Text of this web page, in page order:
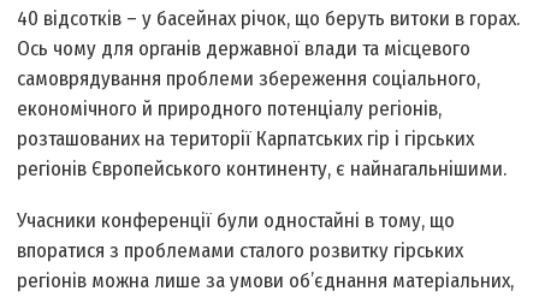
40 відсотків – у басейнах річок, що беруть витоки в горах.
Ось чому для органів державної влади та місцевого
самоврядування проблеми збереження соціального,
економічного й природного потенціалу регіонів,
розташованих на території Карпатських гір і гірських
регіонів Європейського континенту, є найнагальнішими.
Учасники конференції були одностайні в тому, що
впоратися з проблемами сталого розвитку гірських
регіонів можна лише за умови об’єднання матеріальних,